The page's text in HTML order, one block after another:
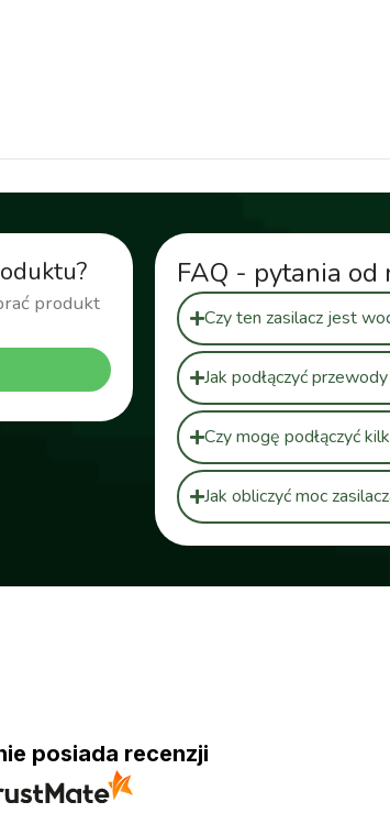
produkt
FAQ - pytania
Czy ten zasilacz jest
Jak podłączyć
Czy mogę podłączyć
Jak obliczyć moc
posiada recenzji